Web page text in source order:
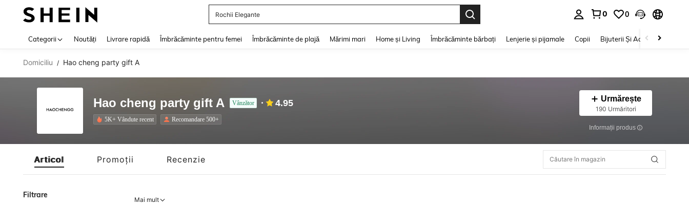
Rochii De Vară
0 0
Categorii Noutăți Livrare rapidă Îmbrăcăminte pentru femei Îmbrăcăminte de plajă Mărimi mari Home și Living Îmbrăcăminte bărbați Lenjerie și pijamale Copii Bijuterii Și Accesorii
Domiciliu / Hao cheng party gift A
Hao cheng party gift A Vânzător 4.95
5K+ Vândute recent Recomandare 500+
Urmărește
190 Urmăritori
Informații produs
Articol Promoții Recenzie
Filtrare
Mai mult